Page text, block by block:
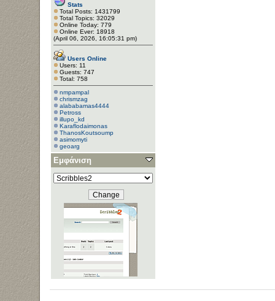
Stats
Total Posts: 1431799
Total Topics: 32029
Online Today: 779
Online Ever: 18918
(April 06, 2026, 16:05:31 pm)
Users Online
Users: 11
Guests: 747
Total: 758
nmpampal
chrismzag
alababamas4444
Petross
illupo_kd
Κaraflodaimonas
ThanosKoutsoump
asimomyti
geoarg
Εμφάνιση